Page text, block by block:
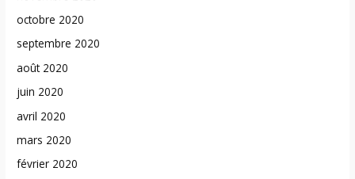
octobre 2020
septembre 2020
août 2020
juin 2020
avril 2020
mars 2020
février 2020